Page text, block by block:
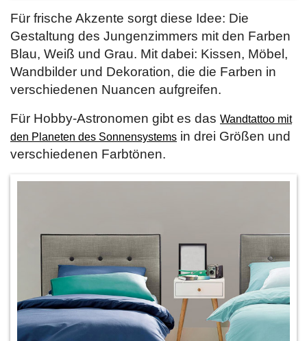
Für frische Akzente sorgt diese Idee: Die
Gestaltung des Jungenzimmers mit den Farben
Blau, Weiß und Grau. Mit dabei: Kissen, Möbel,
Wandbilder und Dekoration, die die Farben in
verschiedenen Nuancen aufgreifen.
Für Hobby-Astronomen gibt es das Wandtattoo mit
den Planeten des Sonnensystems in drei Größen und
verschiedenen Farbtönen.